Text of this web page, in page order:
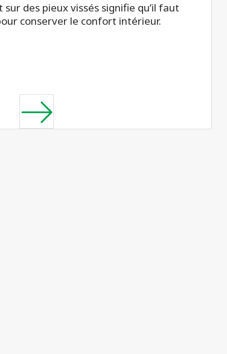
des pieux vissés signifie qu’il faut
conserver le confort intérieur.